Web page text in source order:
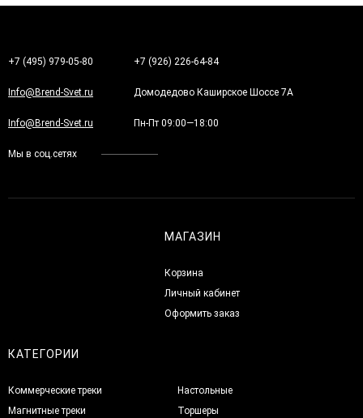
+7 (495) 979-05-80 +7 (926) 226-64-84
Info@Brend-Svet.ru Домодедово Каширское Шоссе 7А
Info@Brend-Svet.ru Пн-Пт 09:00—18:00
Мы в соц.сетях
МАГАЗИН
Корзина
Личный кабинет
Оформить заказ
КАТЕГОРИИ
Коммерческие треки
Магнитные треки
Настольные
Торшеры